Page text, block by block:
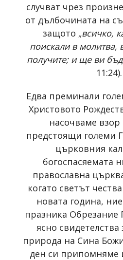
случват чрез
от дълбочината на
защото „всичко,
поискали в молитва,
получите; и ще ви
11:24).
Едва преминали
Христовото
насочваме
предстоящи големи
църковния
богоспасяемата
православна
когато светът
новата година,
празника Обрезание
ясно
природа на Сина
ден си припомняме